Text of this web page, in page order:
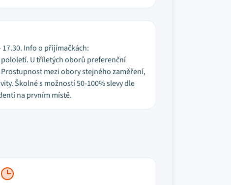
17.30. Info o přijímačkách:
U tříletých oborů preferenční
mezi obory stejného zaměření,
Školné s možností 50-100% slevy dle
na prvním místě.